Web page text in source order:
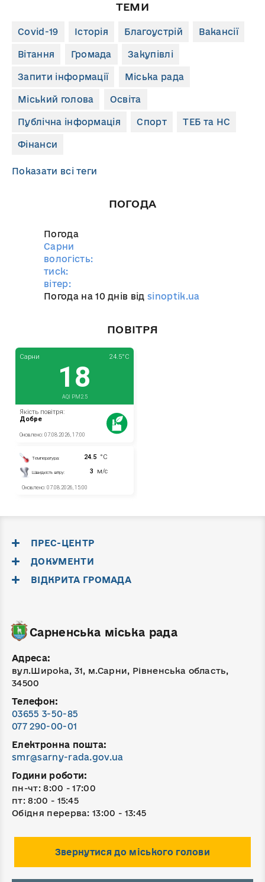
ТЕМИ
Covid-19 Історія Благоустрій Вакансії
Вітання Громада Закупівлі
Запити інформації Міська рада
Міський голова Освіта
Публічна інформація Спорт ТЕБ та НС
Фінанси
Показати всі теги
ПОГОДА
Погода
Сарни
вологість:
тиск:
вітер:
Погода на 10 днів відsinoptik.ua
ПОВІТРЯ
ПРЕС-ЦЕНТР
ДОКУМЕНТИ
ВІДКРИТА ГРОМАДА
Сарненська міська рада
Адреса:
вул.Широка, 31, м.Сарни, Рівненська область,
34500
Телефон:
03655 3-50-85
077 290-00-01
Електронна пошта:
smr@sarny-rada.gov.ua
Години роботи:
пн-чт: 8:00 - 17:00
пт: 8:00 - 15:45
Обідня перерва: 13:00 - 13:45
Звернутися до міського голови